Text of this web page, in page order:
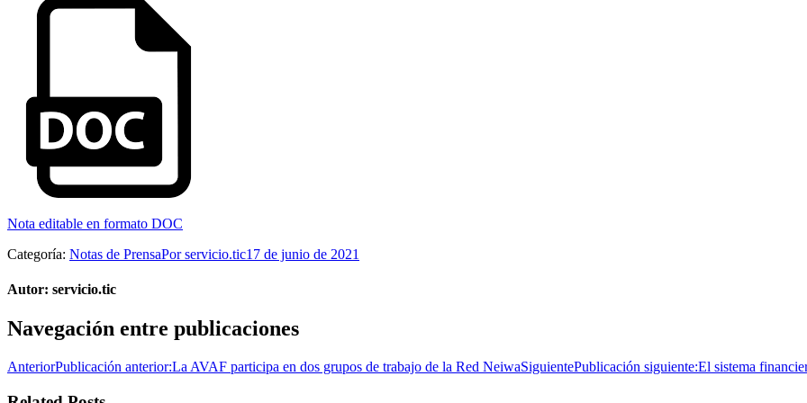
Nota editable en formato DOC
Categoría: Notas de PrensaPorservicio.tic17 de junio de 2021
Autor: servicio.tic
Navegación entre publicaciones
AnteriorPublicación anterior:La AVAF participa en dos grupos de trabajo de la Red NeiwaSiguientePublicación siguiente:El sistema